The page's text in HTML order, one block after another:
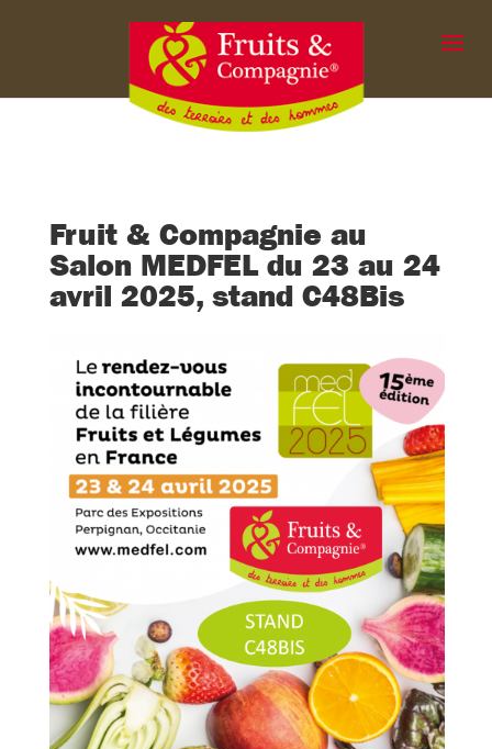
Fruit & Compagnie au
Salon MEDFEL du 23 au 24
avril 2025, stand C48Bis